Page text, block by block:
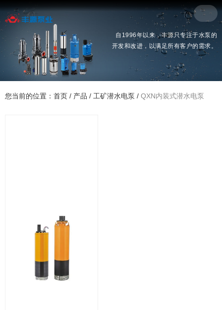
自1996年以来，丰源只专注于水泵的
开发和改进，以满足所有客户的需求。
您当前的位置：首页 / 产品 / 工矿潜水电泵 / QXN内装式潜水电泵